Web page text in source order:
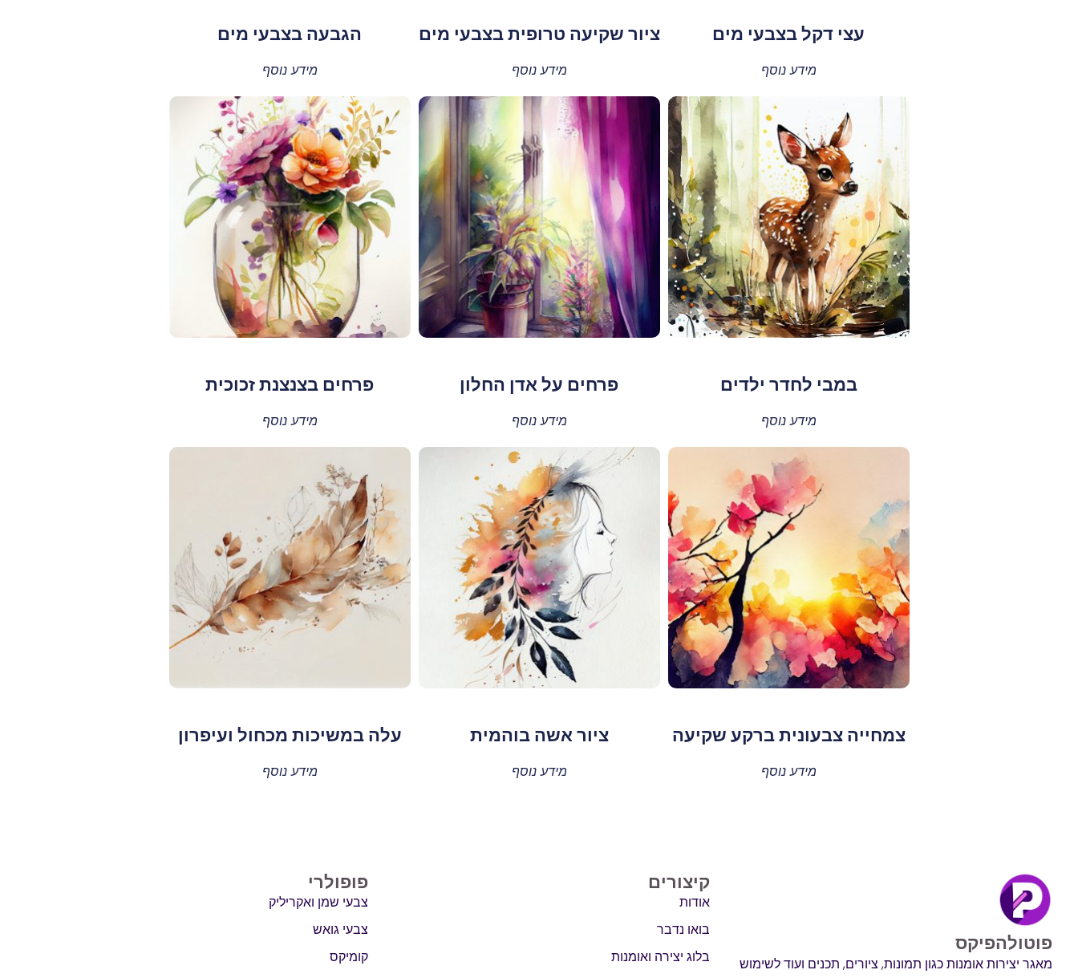
עצי דקל בצבעי מים
מידע נוסף
ציור שקיעה טרופית בצבעי מים
מידע נוסף
הגבעה בצבעי מים
מידע נוסף
במבי לחדר ילדים
מידע נוסף
פרחים על אדן החלון
מידע נוסף
פרחים בצנצנת זכוכית
מידע נוסף
צמחייה צבעונית ברקע שקיעה
מידע נוסף
ציור אשה בוהמית
מידע נוסף
עלה במשיכות מכחול ועיפרון
מידע נוסף
פוטולהפיקס
מאגר יצירות אומנות כגון תמונות, ציורים, תכנים ועוד לשימוש
קיצורים
אודות
בואו נדבר
בלוג יצירה ואומנות
פופולרי
צבעי שמן ואקריליק
צבעי גואש
קומיקס